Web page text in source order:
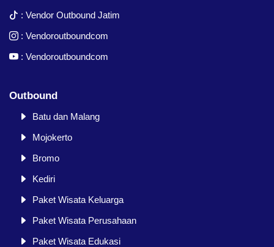
: Vendor Outbound Jatim
: Vendoroutboundcom
: Vendoroutboundcom
Outbound
Batu dan Malang
Mojokerto
Bromo
Kediri
Paket Wisata Keluarga
Paket Wisata Perusahaan
Paket Wisata Edukasi